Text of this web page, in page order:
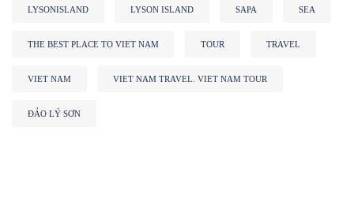
LYSONISLAND LYSON ISLAND SAPA SEA
THE BEST PLACE TO VIET NAM TOUR TRAVEL
VIET NAM VIET NAM TRAVEL. VIET NAM TOUR
ĐẢO LÝ SƠN